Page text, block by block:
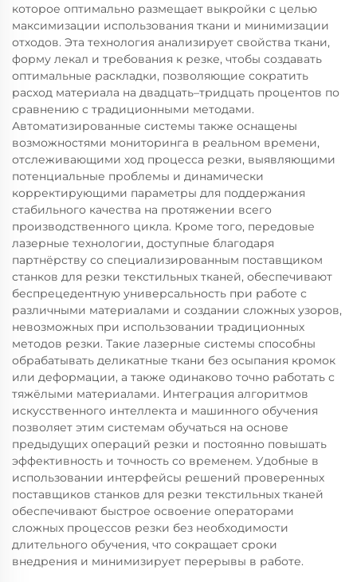
которое оптимально размещает выкройки с целью
максимизации использования ткани и минимизации
отходов. Эта технология анализирует свойства ткани,
форму лекал и требования к резке, чтобы создавать
оптимальные раскладки, позволяющие сократить
расход материала на двадцать–тридцать процентов по
сравнению с традиционными методами.
Автоматизированные системы также оснащены
возможностями мониторинга в реальном времени,
отслеживающими ход процесса резки, выявляющими
потенциальные проблемы и динамически
корректирующими параметры для поддержания
стабильного качества на протяжении всего
производственного цикла. Кроме того, передовые
лазерные технологии, доступные благодаря
партнёрству со специализированным поставщиком
станков для резки текстильных тканей, обеспечивают
беспрецедентную универсальность при работе с
различными материалами и создании сложных узоров,
невозможных при использовании традиционных
методов резки. Такие лазерные системы способны
обрабатывать деликатные ткани без осыпания кромок
или деформации, а также одинаково точно работать с
тяжёлыми материалами. Интеграция алгоритмов
искусственного интеллекта и машинного обучения
позволяет этим системам обучаться на основе
предыдущих операций резки и постоянно повышать
эффективность и точность со временем. Удобные в
использовании интерфейсы решений проверенных
поставщиков станков для резки текстильных тканей
обеспечивают быстрое освоение операторами
сложных процессов резки без необходимости
длительного обучения, что сокращает сроки
внедрения и минимизирует перерывы в работе.